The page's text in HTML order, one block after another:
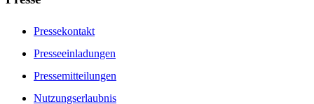
Pressekontakt
Presseeinladungen
Pressemitteilungen
Nutzungserlaubnis